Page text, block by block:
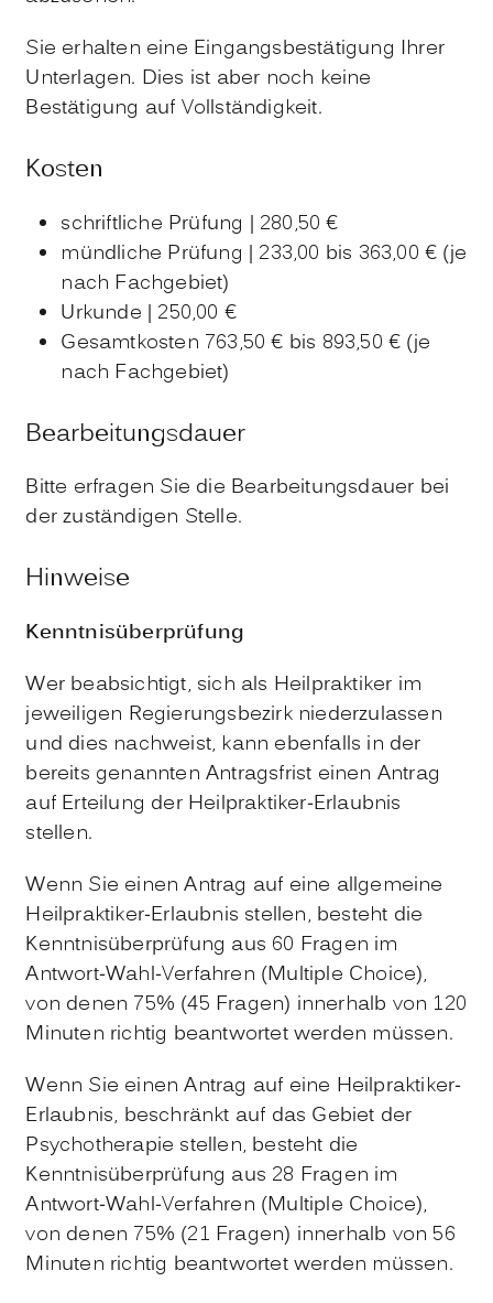
Sie erhalten eine Eingangsbestätigung Ihrer
Unterlagen. Dies ist aber noch keine
Bestätigung auf Vollständigkeit.
Kosten
schriftliche Prüfung | 280,50 €
mündliche Prüfung | 233,00 bis 363,00 € (je
nach Fachgebiet)
Urkunde | 250,00 €
Gesamtkosten 763,50 € bis 893,50 € (je
nach Fachgebiet)
Bearbeitungsdauer
Bitte erfragen Sie die Bearbeitungsdauer bei
der zuständigen Stelle.
Hinweise
Kenntnisüberprüfung
Wer beabsichtigt, sich als Heilpraktiker im
jeweiligen Regierungsbezirk niederzulassen
und dies nachweist, kann ebenfalls in der
bereits genannten Antragsfrist einen Antrag
auf Erteilung der Heilpraktiker-Erlaubnis
stellen.
Wenn Sie einen Antrag auf eine allgemeine
Heilpraktiker-Erlaubnis stellen, besteht die
Kenntnisüberprüfung aus 60 Fragen im
Antwort-Wahl-Verfahren (Multiple Choice),
von denen 75% (45 Fragen) innerhalb von 120
Minuten richtig beantwortet werden müssen.
Wenn Sie einen Antrag auf eine Heilpraktiker-
Erlaubnis, beschränkt auf das Gebiet der
Psychotherapie stellen, besteht die
Kenntnisüberprüfung aus 28 Fragen im
Antwort-Wahl-Verfahren (Multiple Choice),
von denen 75% (21 Fragen) innerhalb von 56
Minuten richtig beantwortet werden müssen.